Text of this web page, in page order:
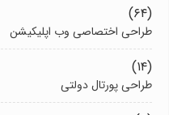
(۶۴)
طراحی اختصاصی وب اپلیکیشن
(۱۴)
طراحی پورتال دولتی